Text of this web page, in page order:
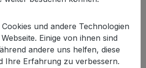
und andere Technologien
Einige von ihnen sind
andere uns helfen, diese
Ihre Erfahrung zu verbessern.